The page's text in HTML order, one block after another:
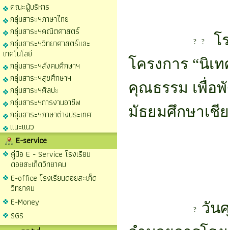
คณะผู้บริหาร
กลุ่มสาระฯภาษาไทย
กลุ่มสาระฯคณิตศาสตร์
กลุ่มสาระฯวิทยาศาสตร์และ
เทคโนโลยี
กลุ่มสาระฯสังคมศึกษาฯ
กลุ่มสาระฯสุขศึกษาฯ
กลุ่มสาระฯศิลปะ
กลุ่มสาระฯการงานอาชีพ
กลุ่มสาระฯภาษาต่างประเทศ
แนะแนว
E-service
คู่มือ E - Service โรงเรียน
ดอยสะเก็ดวิทยาคม
E-office โรงเรียนดอยสะเก็ด
วิทยาคม
E-Money
SGS
โ
โครงการ “นิเ
คุณธรรม เพื่อ
มัธยมศึกษาเชี
วัน